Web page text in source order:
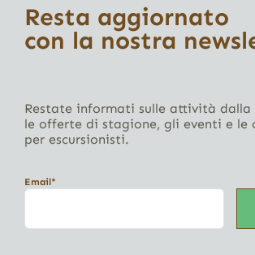
Resta aggiornato
con la nostra
Restate informati sulle attività dalla
le offerte di stagione, gli eventi e le
per escursionisti.
Email*